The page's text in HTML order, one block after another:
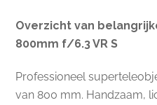
Overzicht van
800mm f/6.3 VR S
Professioneel
van 800 mm. Handzaam,